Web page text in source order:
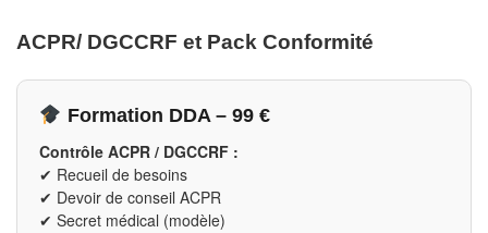
ACPR/ DGCCRF et Pack Conformité
Formation DDA – 99 €
Contrôle ACPR / DGCCRF :
✔ Recueil de besoins
✔ Devoir de conseil ACPR
✔ Secret médical (modèle)